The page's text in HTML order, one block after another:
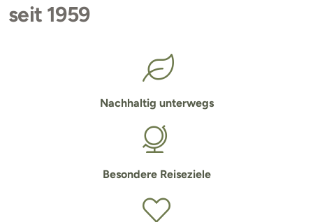
seit 1959
Nachhaltig unterwegs
Besondere Reiseziele